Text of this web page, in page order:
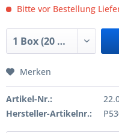
Bitte vor Bestellung
Merken
Artikel-Nr.:
Hersteller-Artikelnr.: